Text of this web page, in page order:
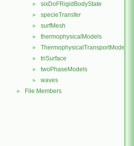
► sixDoFRigidBodyState
► specieTransfer
► surfMesh
► thermophysicalModels
► ThermophysicalTransportModels
► triSurface
► twoPhaseModels
► waves
► File Members